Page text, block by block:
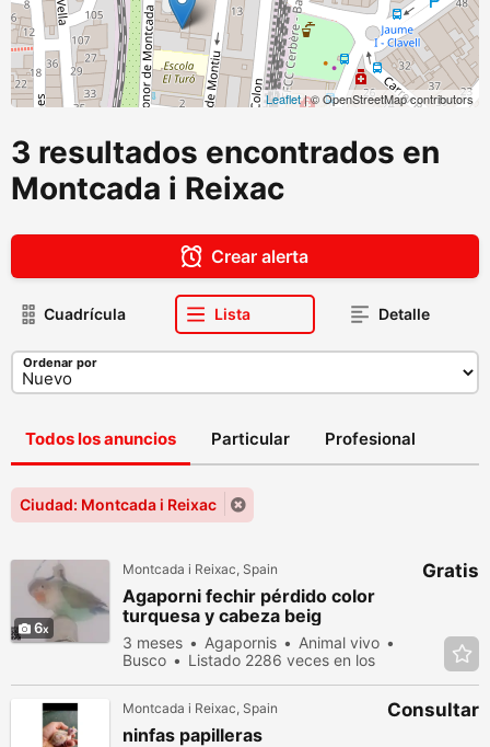
Leaflet| © OpenStreetMap contributors
3 resultados encontrados en
Montcada i Reixac
Crear alerta
Cuadrícula Lista Detalle
Ordenar por
Todos los anuncios Particular Profesional
Ciudad: Montcada i Reixac
6
Montcada i Reixac, Spain
Agaporni fechir pérdido color
turquesa y cabeza beig
3 meses Agapornis
Animal vivo
Busco
Listado 2286 veces en los
Gratis
Montcada i Reixac, Spain
ninfas papilleras
Consultar